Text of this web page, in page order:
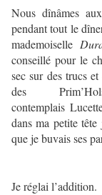
Nous dînâmes
pendant tout le
mademoiselle
conseillé pour le
sec sur des trucs
des
contemplais
dans ma petite
que je buvais ses
Je réglai l’addition.